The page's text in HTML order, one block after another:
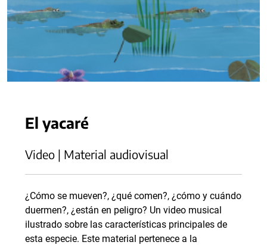
El yacaré
Video | Material audiovisual
¿Cómo se mueven?, ¿qué comen?, ¿cómo y cuándo
duermen?, ¿están en peligro? Un video musical
ilustrado sobre las características principales de
esta especie. Este material pertenece a la